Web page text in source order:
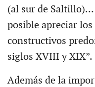
(al sur de Saltillo)…
posible apreciar
constructivos
siglos XVIII y XIX”.
Además de la